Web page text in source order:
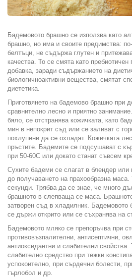
Бадемовото брашно се използва като
брашно, но има и своите предимства:
белтъци, не съдържа глутен и
качества. То се смята като пребиотичен
добавка, заради съдържанието на
биологичноактивни вещества, смятат
диететика.
Приготвянето на бадемово брашно при
сравнително лесно и приятно
бяло, се отстранява кожичката, като
мин в непокрит съд или се заливат с
похлупени да се охладят. Кожичката
пръстите. Бадемите се подсушават с
при 50-60С или докато станат съвсем
Сухите бадеми се слагат в блендер
до получаването на прахообразна
секунди. Трябва да се знае, че много
брашното в слепваща се маса.
затворен съд в хладилник. Бадемовото
се държи открито или се съхранява на
Бадемовото мляко се препоръчва при
противовъзпалителни, антисептични,
антиоксидантни и слабителни свойства.
слабително средство при тежки
успокоително, при сърдечни болести,
гърлобол и др.